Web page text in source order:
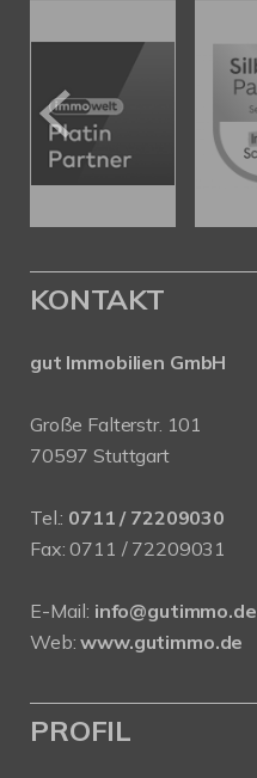
KONTAKT
gut Immobilien GmbH
Große Falterstr. 101
70597 Stuttgart
Tel.: 0711 / 72209030
Fax: 0711 / 72209031
E-Mail: info@gutimmo.de
Web:www.gutimmo.de
PROFIL